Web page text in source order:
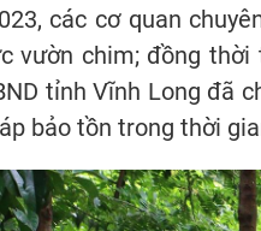
các cơ quan
vườn chim; đồng
tỉnh Vĩnh Long đã
bảo tồn trong thời